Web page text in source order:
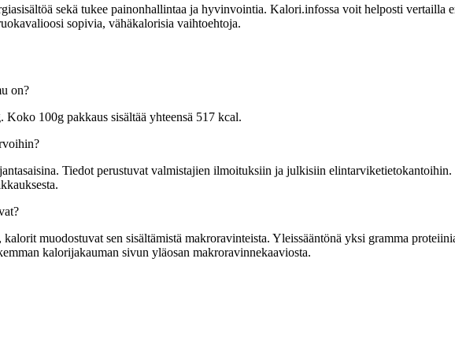
sekä tukee painonhallintaa ja hyvinvointia. Kalori.infossa voit helposti vertailla
sopivia, vähäkalorisia vaihtoehtoja.
on?
100g pakkaus sisältää yhteensä 517 kcal.
Tiedot perustuvat valmistajien ilmoituksiin ja julkisiin
muodostuvat sen sisältämistä makroravinteista. Yleissääntönä yksi gramma
kalorijakauman sivun yläosan makroravinnekaaviosta.